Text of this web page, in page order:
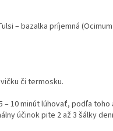
– bazalka príjemná
či termosku.
10 minút lúhovať, podľa
účinok pite 2 až 3 šálky